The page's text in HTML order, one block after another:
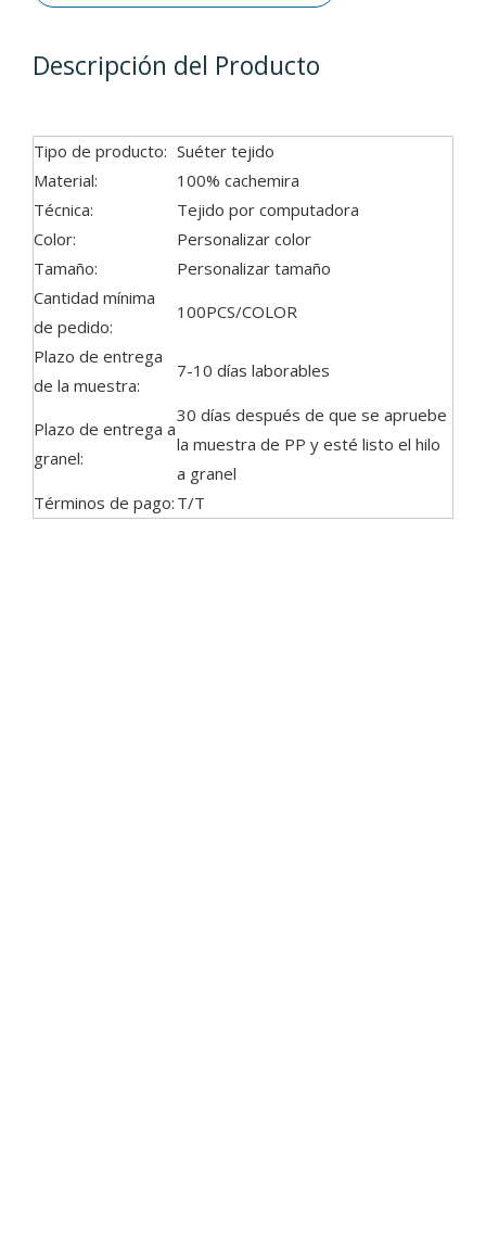
Descripción del Producto
Tipo de producto: Suéter tejido
Material:
100% cachemira
Técnica:
Tejido por computadora
Color:
Personalizar color
Tamaño:
Personalizar tamaño
Cantidad mínima
de pedido:
100PCS/COLOR
Plazo de entrega
de la muestra:
7-10 días laborables
Plazo de entrega a
granel:
30 días después de que se apruebe
la muestra de PP y esté listo el hilo
a granel
Términos de pago: T/T